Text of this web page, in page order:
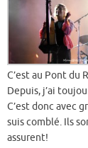
C’est au Pont du
Depuis, j’ai
C’est donc avec
suis comblé. Ils
assurent!